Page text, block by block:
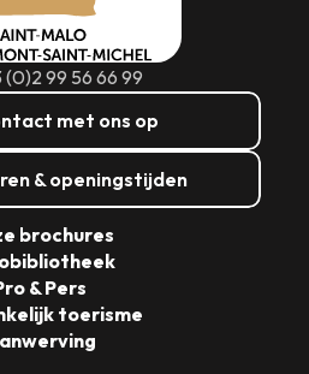
(0)2 99 56 66 99
met ons op
& openingstijden
brochures
& Pers
toerisme